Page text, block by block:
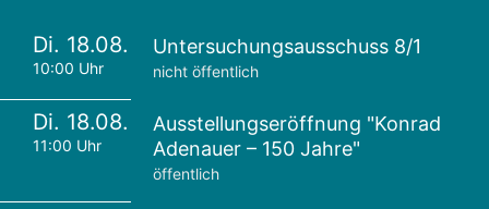
Di. 18.08.
10:00 Uhr
Untersuchungsausschuss 8/1
nicht öffentlich
Di. 18.08.
11:00 Uhr
Ausstellungseröffnung "Konrad
Adenauer – 150 Jahre"
öffentlich